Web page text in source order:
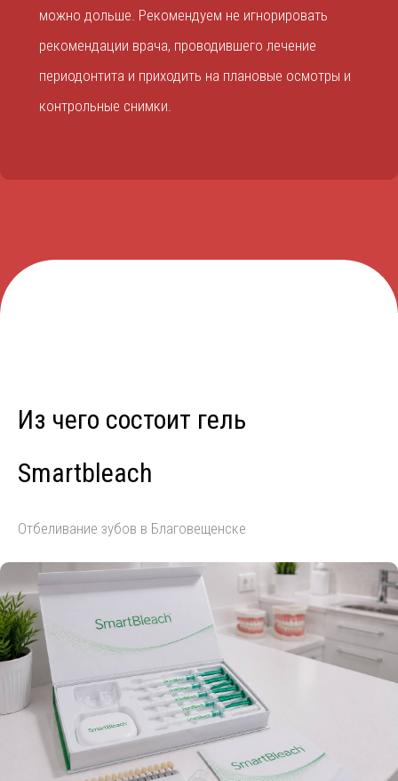
можно дольше. Рекомендуем не игнорировать
рекомендации врача, проводившего лечение
периодонтита и приходить на плановые осмотры и
контрольные снимки.
Из чего состоит гель
Smartbleach
Отбеливание зубов в Благовещенске